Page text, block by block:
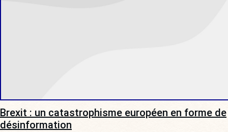
Brexit : un catastrophisme européen en forme de
désinformation